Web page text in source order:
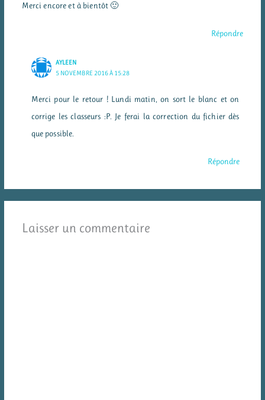
Merci encore et à bientôt 🙂
Répondre
AYLEEN
5 NOVEMBRE 2016 À 15:28
Merci pour le retour ! Lundi matin, on sort le blanc et on
corrige les classeurs :P. Je ferai la correction du fichier dès
que possible.
Répondre
Laisser un commentaire